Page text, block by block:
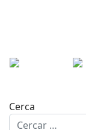
Cerca